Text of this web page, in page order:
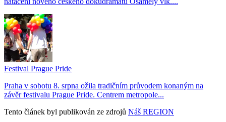
Festival Prague Pride
Praha v sobotu 8. srpna ožila tradičním průvodem konaným na
závěr festivalu Prague Pride. Centrem metropole...
Tento článek byl publikován ze zdrojů Náš REGION